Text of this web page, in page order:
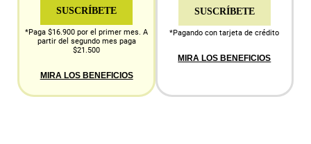
SUSCRÍBETE
*Paga $16.900 por el primer mes. A
partir del segundo mes paga
$21.500
MIRA LOS BENEFICIOS
SUSCRÍBETE
*Pagando con tarjeta de crédito
MIRA LOS BENEFICIOS